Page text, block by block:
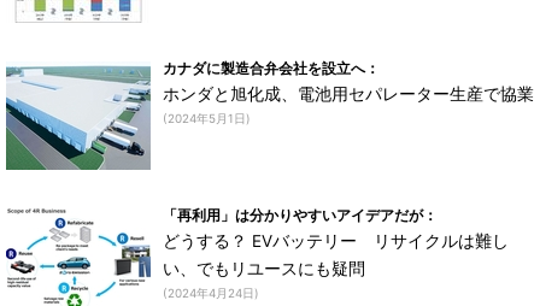
カナダに製造合弁会社を設立へ：
ホンダと旭化成、電池用セパレーター生産で協業
(2024年5月1日)
「再利用」は分かりやすいアイデアだが：
どうする？ EVバッテリー リサイクルは難し
い、でもリユースにも疑問
(2024年4月24日)